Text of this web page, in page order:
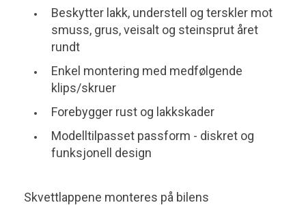
Beskytter lakk, understell og terskler mot
smuss, grus, veisalt og steinsprut året
rundt
Enkel montering med medfølgende
klips/skruer
Forebygger rust og lakkskader
Modelltilpasset passform - diskret og
funksjonell design
Skvettlappene monteres på bilens